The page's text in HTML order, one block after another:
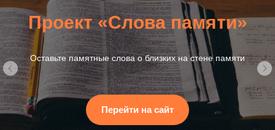
Проект «Слова памяти»
Оставьте памятные слова о близких на стене памяти
Перейти на сайт